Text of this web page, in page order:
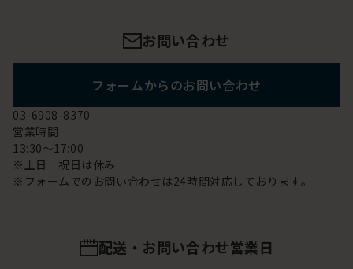
お問い合わせ
フォームからのお問い合わせ
03-6908-8370
営業時間
13:30～17:00
※土日 祝日は休み
※フォームでのお問い合わせは24時間対応しております。
配送・お問い合わせ営業日